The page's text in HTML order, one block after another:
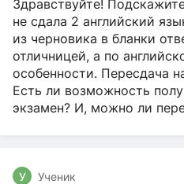
Здравствуйте!
не сдала 2 английский
из черновика в бланки
отличницей, а по
особенности. Пересдача
Есть ли возможность
экзамен? И, можно ли
У Ученик